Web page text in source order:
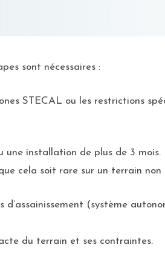
sont nécessaires :
STECAL ou les restrictions
une installation de plus de 3 mois.
cela soit rare sur un terrain
d’assainissement (système
du terrain et ses contraintes.